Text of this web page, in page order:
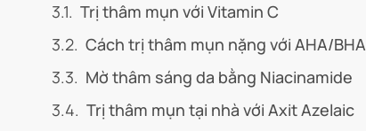
Trị thâm mụn với Vitamin C
Cách trị thâm mụn nặng với AHA/BHA
Mờ thâm sáng da bằng Niacinamide
Trị thâm mụn tại nhà với Axit Azelaic